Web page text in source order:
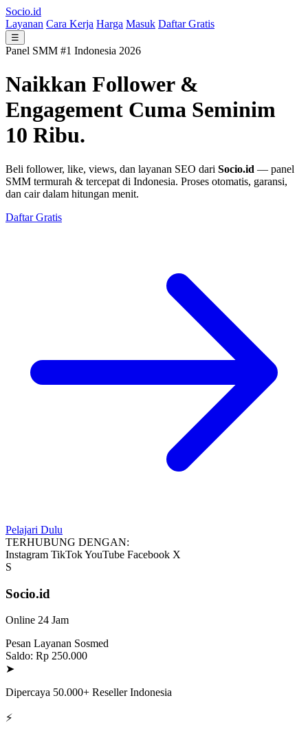
Socio.id
Layanan Cara Kerja Harga Masuk Daftar Gratis
☰
Panel SMM #1 Indonesia 2026
Naikkan Follower &
Engagement Cuma Seminim
10 Ribu.
Beli follower, like, views, dan layanan SEO dari Socio.id — panel
SMM termurah & tercepat di Indonesia. Proses otomatis, garansi,
dan cair dalam hitungan menit.
Daftar Gratis
Pelajari Dulu
TERHUBUNG DENGAN:
Instagram TikTokYouTube Facebook X
S
Socio.id
Online 24 Jam
Pesan Layanan Sosmed
Saldo: Rp 250.000
➤
Dipercaya 50.000+ Reseller Indonesia
⚡